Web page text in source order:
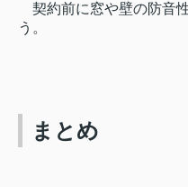
契約前に窓や壁の防音
う。
まとめ